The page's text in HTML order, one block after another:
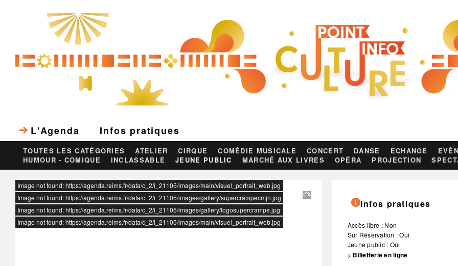
L'Agenda Infos pratiques
TOUTES LES CATÉGORIES ATELIER CIRQUE COMÉDIE MUSICALE CONCERT DANSE ECHANGE
HUMOUR - COMIQUE
INCLASSABLE JEUNE PUBLIC MARCHÉ AUX LIVRES OPÉRA PROJECTION
Image not found: https://agenda.reims.fr/data/c_2/i_21105/images/main/visuel_portrait_web.jpg
Image not found: https://agenda.reims.fr/data/c_2/i_21105/images/gallery/supercrampecmjn.jpg
Image not found: https://agenda.reims.fr/data/c_2/i_21105/images/gallery/logosupercrampe.jpg
Image not found: https://agenda.reims.fr/data/c_2/i_21105/images/main/visuel_portrait_web.jpg
Infos pratiques
Accès libre : Non
Sur Réservation : Oui
Jeune public : Oui
> Billetterie en ligne